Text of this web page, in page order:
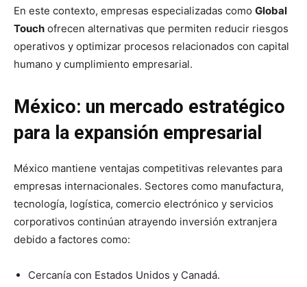
En este contexto, empresas especializadas como Global
Touch ofrecen alternativas que permiten reducir riesgos
operativos y optimizar procesos relacionados con capital
humano y cumplimiento empresarial.
México: un mercado estratégico
para la expansión empresarial
México mantiene ventajas competitivas relevantes para
empresas internacionales. Sectores como manufactura,
tecnología, logística, comercio electrónico y servicios
corporativos continúan atrayendo inversión extranjera
debido a factores como:
Cercanía con Estados Unidos y Canadá.